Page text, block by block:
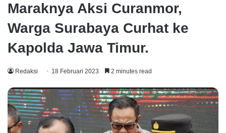
Maraknya Aksi Curanmor,
Warga Surabaya Curhat ke
Kapolda Jawa Timur.
Redaksi 18 Februari 2023 2 minutes read